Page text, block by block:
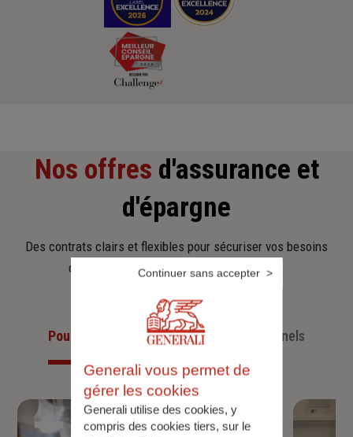
Nos offres d'assurance et
d'épargne
Des contrats clairs et flexibles pour sécuriser vos besoins
d’aujourd’hui et anticiper ceux de demain.
Pour les particuliersPour les professionnels
Generali vous permet de
gérer les cookies
Generali utilise des cookies, y
compris des cookies tiers, sur le
Continuer sans accepter